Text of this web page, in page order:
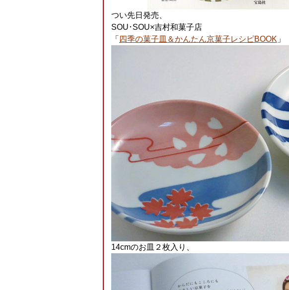
つい先日発売、
SOU･SOU×吉村和菓子店
「 四季の菓子皿＆かんたん京菓子レシピBOOK 」
14cmのお皿２枚入り、